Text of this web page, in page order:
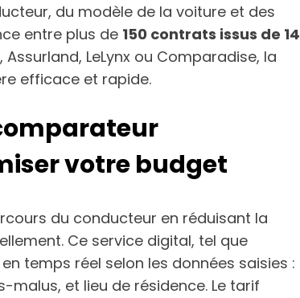
du modèle de la voiture et des
entre plus de 150 contrats issus de 14
Assurland, LeLynx ou Comparadise, la
efficace et rapide.
votre budget
du conducteur en réduisant la
Ce service digital, tel que
temps réel selon les données saisies :
et lieu de résidence. Le tarif